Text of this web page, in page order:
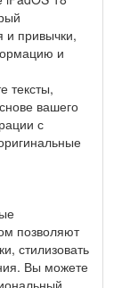
и привычки,
и
тексты,
вашего
с
позволяют
стилизовать
Вы можете